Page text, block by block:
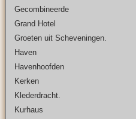
Gecombineerde
Grand Hotel
Groeten uit Scheveningen.
Haven
Havenhoofden
Kerken
Klederdracht.
Kurhaus